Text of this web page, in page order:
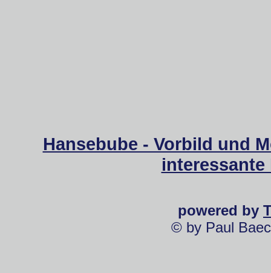
Hansebube - Vorbild und
powered by
© by Paul